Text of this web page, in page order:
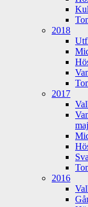
2018
2017
2016